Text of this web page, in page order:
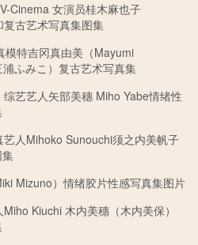
Cinema 女演员桂木麻也子
复古艺术写真集图集
模特吉冈真由美（Mayumi
ふみこ）复古艺术写真集
艺艺人矢部美穗 Miho Yabe情绪性
人Mihoko Sunouchi须之内美帆子
Mizuno）情绪胶片性感写真集图片
Kiuchi 木内美穗（木内美保）